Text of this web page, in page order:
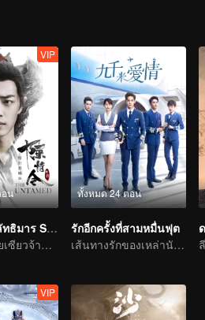
the grassland with his guerrilla.
น
VIP
ปรมาจารย์ลัทธิมาร Special Edition
นำแสดงโดยเซียวจ้านหวังอี้ป๋อ
ทั้งหมด 24 ตอน
รักอีกครั้งที่สามหมื่นฟุต
เส้นทางรักของเหล่านักบินหนุ่ม
VIP